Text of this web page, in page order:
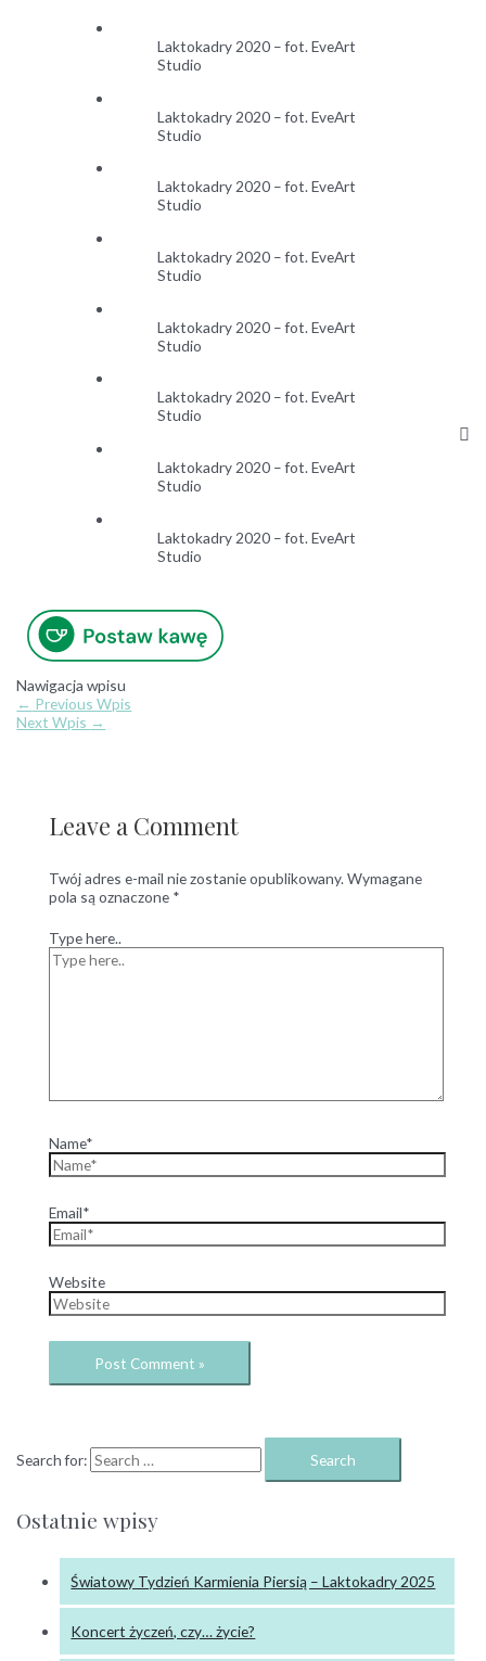
Laktokadry 2020 – fot. EveArt
Studio
Laktokadry 2020 – fot. EveArt
Studio
Laktokadry 2020 – fot. EveArt
Studio
Laktokadry 2020 – fot. EveArt
Studio
Laktokadry 2020 – fot. EveArt
Studio
Laktokadry 2020 – fot. EveArt
Studio
Laktokadry 2020 – fot. EveArt
Studio
Laktokadry 2020 – fot. EveArt
Studio
Nawigacja wpisu
← Previous Wpis
Next Wpis →
Leave a Comment
Twój adres e-mail nie zostanie opublikowany. Wymagane
pola są oznaczone *
Type here..
Name*
Email*
Website
Search for:
Ostatnie wpisy
Światowy Tydzień Karmienia Piersią – Laktokadry 2025
Koncert życzeń, czy… życie?